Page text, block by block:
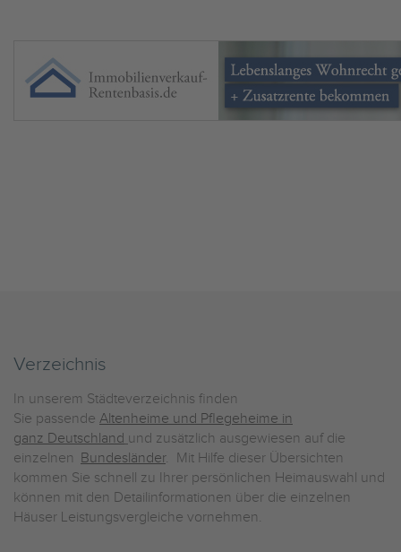
Verzeichnis
In unserem Städteverzeichnis finden
Sie passende Altenheime und Pflegeheime in
ganz Deutschland und zusätzlich ausgewiesen auf die
einzelnen Bundesländer. Mit Hilfe dieser Übersichten
kommen Sie schnell zu Ihrer persönlichen Heimauswahl und
können mit den Detailinformationen über die einzelnen
Häuser Leistungsvergleiche vornehmen.